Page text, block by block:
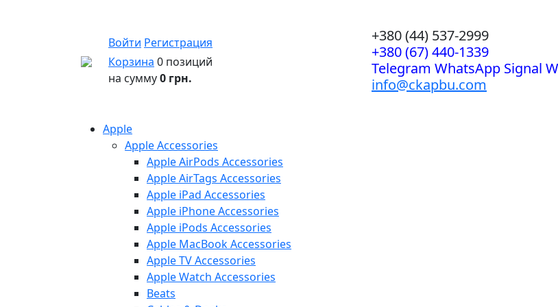
Войти Регистрация
Корзина 0 позиций
на сумму0 грн.
+380 (44) 537-2999
+380 (67) 440-1339
Telegram WhatsApp Signal
info@ckapbu.com
Apple
Apple Accessories
Apple AirPods Accessories
Apple AirTags Accessories
Apple iPad Accessories
Apple iPhone Accessories
Apple iPods Accessories
Apple MacBook Accessories
Apple TV Accessories
Apple Watch Accessories
Beats